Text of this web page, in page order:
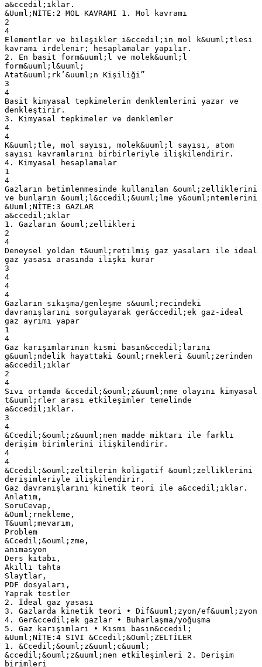
a&ccedil;ıklar.
&Uuml;NİTE:2 MOL KAVRAMI 1. Mol kavramı
2
4
Elementler ve bileşikler i&ccedil;in mol k&uuml;tlesi
kavramı irdelenir; hesaplamalar yapılır.
2. En basit form&uuml;l ve molek&uuml;l
form&uuml;l&uuml;
Atat&uuml;rk’&uuml;n Kişiliği”
3
4
Basit kimyasal tepkimelerin denklemlerini yazar ve
denkleştirir.
3. Kimyasal tepkimeler ve denklemler
4
4
K&uuml;tle, mol sayısı, molek&uuml;l sayısı, atom
sayısı kavramlarını birbirleriyle ilişkilendirir.
4. Kimyasal hesaplamalar
1
4
Gazların betimlenmesinde kullanılan &ouml;zelliklerini
ve bunların &ouml;l&ccedil;&uuml;lme y&ouml;ntemlerini
&Uuml;NİTE:3 GAZLAR
a&ccedil;ıklar
1. Gazların &ouml;zellikleri
2
4
Deneysel yoldan t&uuml;retilmiş gaz yasaları ile ideal
gaz yasası arasında ilişki kurar
3
4
4
4
Gazların sıkışma/genleşme s&uuml;recindeki
davranışlarını sorgulayarak ger&ccedil;ek gaz-ideal
gaz ayrımı yapar
1
4
Gaz karışımlarının kısmi basın&ccedil;larını
g&uuml;ndelik hayattaki &ouml;rnekleri &uuml;zerinden
a&ccedil;ıklar
2
4
Sıvı ortamda &ccedil;&ouml;z&uuml;nme olayını kimyasal
t&uuml;rler arası etkileşimler temelinde
a&ccedil;ıklar.
3
4
&Ccedil;&ouml;z&uuml;nen madde miktarı ile farklı
derişim birimlerini ilişkilendirir.
4
4
&Ccedil;&ouml;zeltilerin koligatif &ouml;zelliklerini
derişimleriyle ilişkilendirir.
Gaz davranışlarını kinetik teori ile a&ccedil;ıklar.
Anlatım,
SoruCevap,
&Ouml;rnekleme,
T&uuml;mevarım,
Problem
&Ccedil;&ouml;zme,
animasyon
Ders kitabı,
Akıllı tahta
Slaytlar,
PDF dosyaları,
Yaprak testler
2. İdeal gaz yasası
3. Gazlarda kinetik teori • Dif&uuml;zyon/ef&uuml;zyon
4. Ger&ccedil;ek gazlar • Buharlaşma/yoğuşma
5. Gaz karışımları • Kısmı basın&ccedil;
&Uuml;NİTE:4 SIVI &Ccedil;&Ouml;ZELTİLER
1. &Ccedil;&ouml;z&uuml;c&uuml;
&ccedil;&ouml;z&uuml;nen etkileşimleri 2. Derişim
birimleri